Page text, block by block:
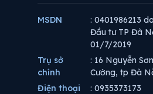
MSDN
: 0401986213
Đầu tư TP Đà
01/7/2019
Trụ sở
chính
: 16 Nguyễn
Cường, tp Đà
Điện thoại
: 0935373173